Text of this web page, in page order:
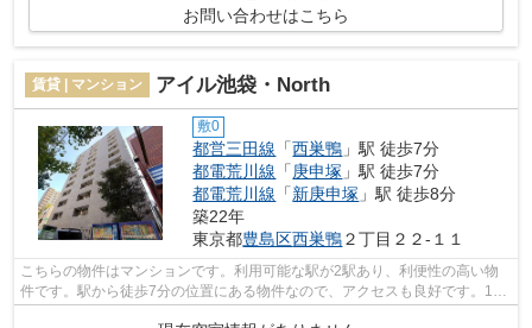
お問い合わせはこちら
賃貸 | マンション アイル池袋・North
敷0
都営三田線 「西巣鴨 」駅 徒歩7分
都電荒川線 「 庚申塚 」駅 徒歩7分
都電荒川線 「新庚申塚 」駅 徒歩8分
築22年
東京都豊島区西巣鴨２丁目２２-１１
こちらの物件はマンションです。利用可能な駅が2駅あり、利便性の高い物
件です。駅から徒歩7分の位置にある物件なので、アクセスも良好です。11
階建てで、街並みに溶け込んだ落ち着い...